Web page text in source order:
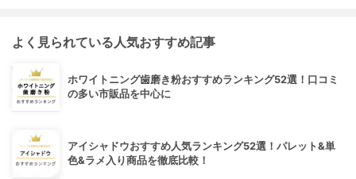
よく見られている人気おすすめ記事
ホワイトニング歯磨き粉おすすめランキング52選！口コミ
の多い市販品を中心に
アイシャドウおすすめ人気ランキング52選！パレット&単
色&ラメ入り商品を徹底比較！